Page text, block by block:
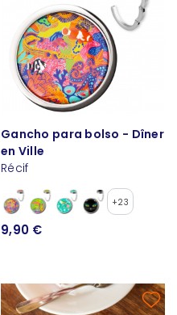
Gancho para bolso - Dîner
en Ville
Récif
+23
9,90 €